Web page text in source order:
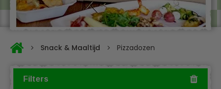
Snack & Maaltijd Pizzadozen
Filters